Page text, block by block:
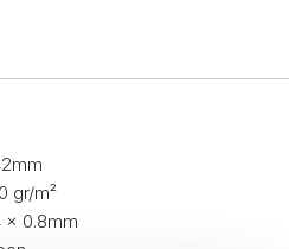
gr/m²
x 0.8mm